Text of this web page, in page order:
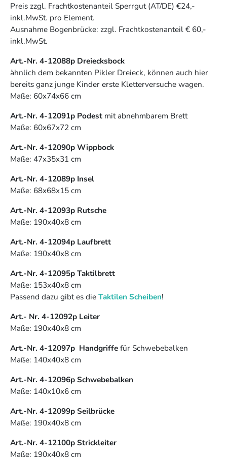
Preis zzgl. Frachtkostenanteil Sperrgut (AT/DE) €24,-
inkl.MwSt. pro Element.
Ausnahme Bogenbrücke: zzgl. Frachtkostenanteil € 60,-
inkl.MwSt.
Art.-Nr. 4-12088p Dreiecksbock
ähnlich dem bekannten Pikler Dreieck, können auch hier
bereits ganz junge Kinder erste Kletterversuche wagen.
Maße: 60x74x66 cm
Art.-Nr. 4-12091p Podest mit abnehmbarem Brett
Maße: 60x67x72 cm
Art.-Nr. 4-12090p Wippbock
Maße: 47x35x31 cm
Art.-Nr. 4-12089p Insel
Maße: 68x68x15 cm
Art.-Nr. 4-12093p Rutsche
Maße: 190x40x8 cm
Art.-Nr. 4-12094p Laufbrett
Maße: 190x40x8 cm
Art.-Nr. 4-12095p Taktilbrett
Maße: 153x40x8 cm
Passend dazu gibt es dieTaktilen Scheiben!
Art.- Nr. 4-12092p Leiter
Maße: 190x40x8 cm
Art.-Nr. 4-12097p Handgriffefür Schwebebalken
Maße: 140x40x8 cm
Art.-Nr. 4-12096p Schwebebalken
Maße: 140x10x6 cm
Art.-Nr. 4-12099p Seilbrücke
Maße: 190x40x8 cm
Art.-Nr. 4-12100p Strickleiter
Maße: 190x40x8 cm